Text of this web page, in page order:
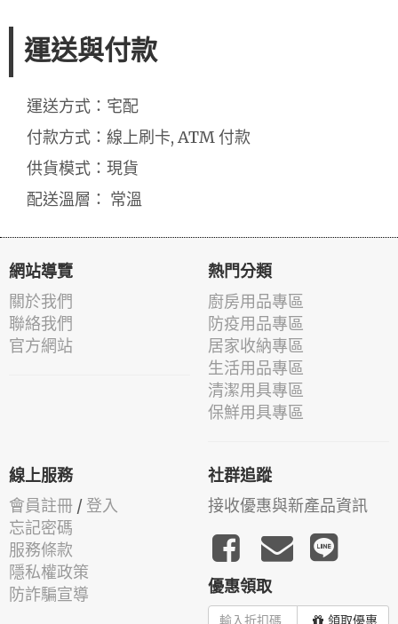
運送與付款
運送方式：宅配
付款方式：線上刷卡, ATM 付款
供貨模式：現貨
配送溫層： 常溫
網站導覽
關於我們
聯絡我們
官方網站
熱門分類
廚房用品專區
防疫用品專區
居家收納專區
生活用品專區
清潔用具專區
保鮮用具專區
線上服務
會員註冊 / 登入
忘記密碼
服務條款
隱私權政策
防詐騙宣導
社群追蹤
接收優惠與新產品資訊
優惠領取
領取優惠